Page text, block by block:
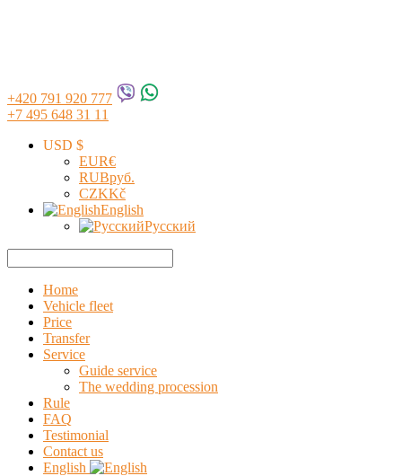
+420 791 920 777
+7 495 648 31 11
USD $
EUR€
RUBруб.
CZKKč
English
Русский
Home
Vehicle fleet
Price
Transfer
Service
Guide service
The wedding procession
Rule
FAQ
Testimonial
Contact us
English